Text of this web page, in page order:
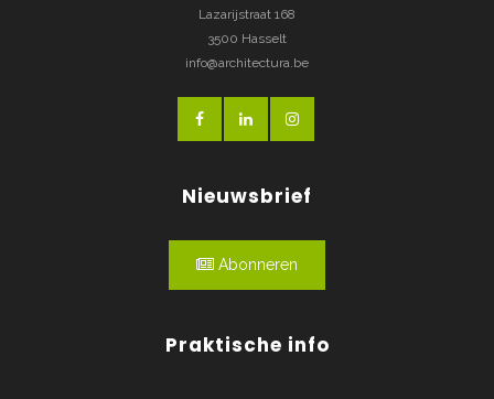
Lazarijstraat 168
3500 Hasselt
info@architectura.be
Nieuwsbrief
Abonneren
Praktische info